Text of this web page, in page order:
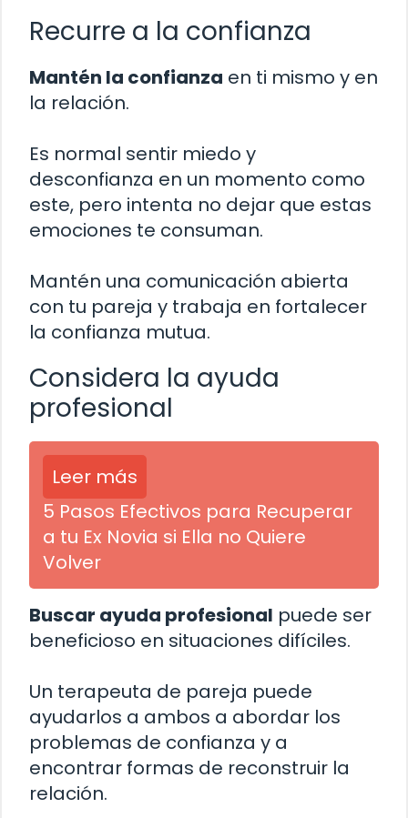
Recurre a la confianza
Mantén la confianza en ti mismo y en
la relación.
Es normal sentir miedo y
desconfianza en un momento como
este, pero intenta no dejar que estas
emociones te consuman.
Mantén una comunicación abierta
con tu pareja y trabaja en fortalecer
la confianza mutua.
Considera la ayuda
profesional
Leer más
5 Pasos Efectivos para Recuperar
a tu Ex Novia si Ella no Quiere
Volver
Buscar ayuda profesional puede ser
beneficioso en situaciones difíciles.
Un terapeuta de pareja puede
ayudarlos a ambos a abordar los
problemas de confianza y a
encontrar formas de reconstruir la
relación.